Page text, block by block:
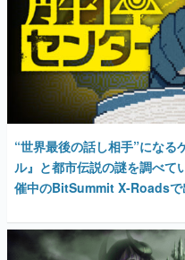
マンガ
女性向け
アプリレビュー
その他
電ファミニコゲーマーとは？
“世界最後の話し相手”にな
ル』と都市伝説の謎を調べ
催中のBitSummit X-Roadsで